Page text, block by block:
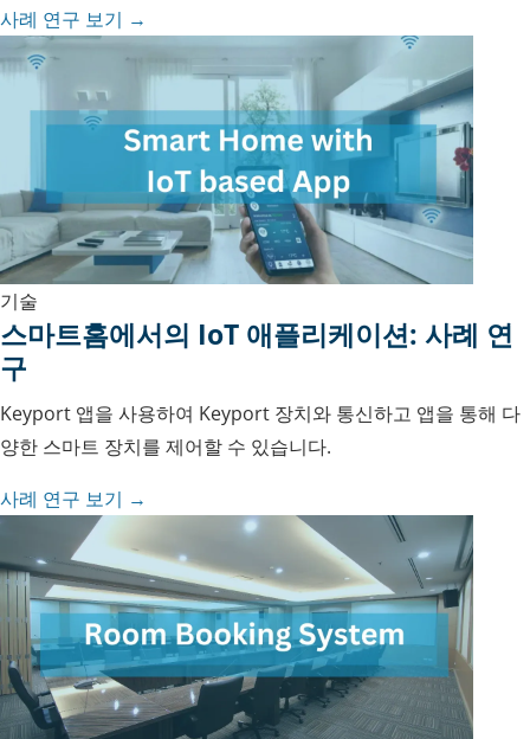
사례 연구 보기 →
기술
스마트홈에서의 IoT 애플리케이션: 사례 연
구
Keyport 앱을 사용하여 Keyport 장치와 통신하고 앱을 통해 다
양한 스마트 장치를 제어할 수 있습니다.
사례 연구 보기 →